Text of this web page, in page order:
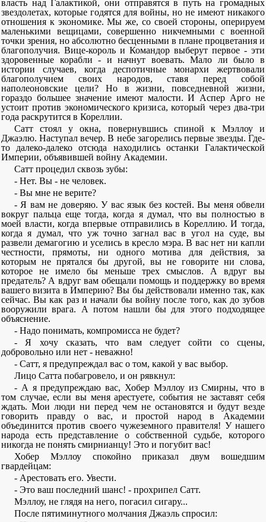
власть над Галактикой, они отправятся в путь на громадных
звездолетах, которые годятся для войны, но не имеют никакого
отношения к экономике. Мы же, со своей стороны, оперируем
маленькими вещицами, совершенно никчемными с военной
точки зрения, но абсолютно бесценными в плане процветания и
благополучия. Вице-король и Командор выберут первое - эти
здоровенные корабли - и начнут воевать. Мало ли было в
истории случаев, когда деспотичные монархи жертвовали
благополучием своих народов, ставя перед собой
наполеоновские цели? Но в жизни, повседневной жизни,
гораздо большее значение имеют малости. И Аспер Арго не
устоит против экономического кризиса, который через два-три
года раскрутится в Кореллии.
Сатт стоял у окна, повернувшись спиной к Мэллоу и
Джаэлю. Наступал вечер. В небе загорелись первые звезды. Где-
то далеко-далеко отсюда находились останки Галактической
Империи, объявившей войну Академии.
Сатт процедил сквозь зубы:
- Нет. Вы - не человек.
- Вы мне не верите?
- Я вам не доверяю. У вас язык без костей. Вы меня обвели
вокруг пальца еще тогда, когда я думал, что вы полностью в
моей власти, когда впервые отправились в Кореллию. И тогда,
когда я думал, что уж точно загнал вас в угол на суде, вы
развели демагогию и уселись в кресло мэра. В вас нет ни капли
честности, прямоты, ни одного мотива для действия, за
которым не прятался бы другой, вы не говорите ни слова,
которое не имело бы меньше трех смыслов. А вдруг вы
предатель? А вдруг вам обещали помощь и поддержку во время
вашего визита в Империю? Вы бы действовали именно так, как
сейчас. Вы как раз и начали бы войну после того, как до зубов
вооружили врага. А потом нашли бы для этого подходящее
объяснение.
- Надо понимать, компромисса не будет?
- Я хочу сказать, что вам следует сойти со сцены,
добровольно или нет - неважно!
- Сатт, я предупреждал вас о том, какой у вас выбор.
Лицо Сатта побагровело, и он рявкнул:
- А я предупреждаю вас, Хобер Мэллоу из Смирны, что в
том случае, если вы меня арестуете, события не заставят себя
ждать. Мои люди ни перед чем не остановятся и будут везде
говорить правду о вас, и простой народ в Академии
объединится против своего чужеземного правителя! У нашего
народа есть представление о собственной судьбе, которого
никогда не понять смирнианцу! Это и погубит вас!
Хобер Мэллоу спокойно приказал двум вошедшим
гвардейцам:
- Арестовать его. Увести.
- Это ваш последний шанс! - прохрипел Сатт.
Мэллоу, не глядя на него, погасил сигару...
После пятиминутного молчания Джаэль спросил: